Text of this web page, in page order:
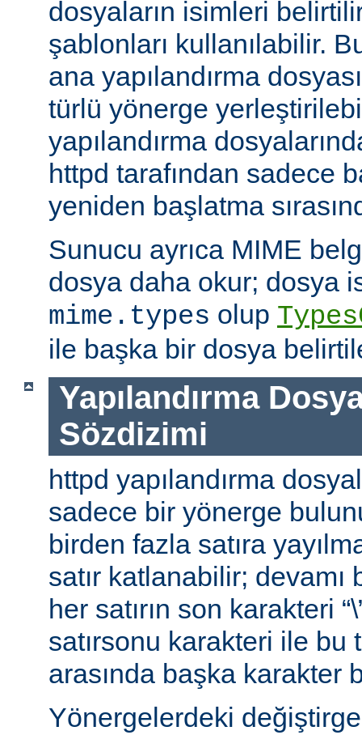
dosyaların isimleri
şablonları kullanılabilir.
ana yapılandırma
türlü yönerge
yapılandırma
httpd tarafından sadece
yeniden başlatma
Sunucu ayrıca MIME
dosya daha okur; dosya
mime.types olup
ile başka bir dosya
Yapılandırma
Sözdizimi
httpd yapılandırma
sadece bir yönerge
birden fazla satıra
satır katlanabilir; devamı
her satırın son karakteri
satırsonu karakteri ile bu
arasında başka karakter
Yönergelerdeki